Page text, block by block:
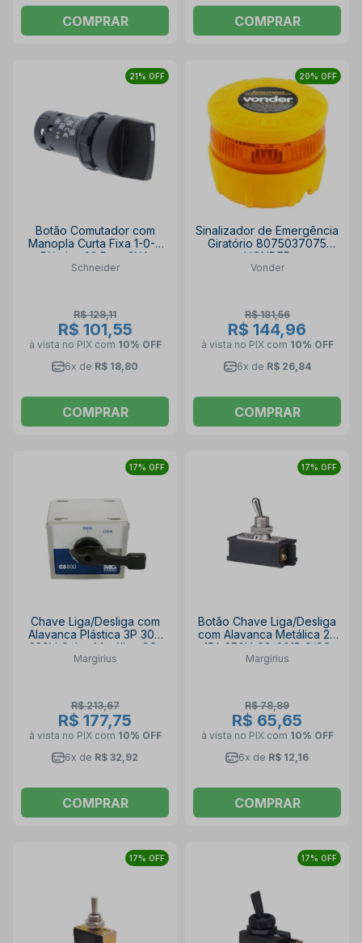
COMPRAR COMPRAR
21% OFF
Botão Comutador com
Manopla Curta Fixa 1-0-2
Plástica 22,5mm 2NA
XB7ND33 SCHNEIDER
Schneider
R$ 128,11
R$ 101,55
à vista no PIX com 10% OFF
6x de R$ 18,80
COMPRAR
20% OFF
Sinalizador de Emergência
Giratório 8075037075
VONDER
Vonder
R$ 181,56
R$ 144,96
à vista no PIX com 10% OFF
6x de R$ 26,84
COMPRAR
17% OFF
Chave Liga/Desliga com
Alavanca Plástica 3P 30A
220V Caixa Metálica CS-
830 MARGIRIUS
Margirius
R$ 213,67
R$ 177,75
à vista no PIX com 10% OFF
6x de R$ 32,92
COMPRAR
17% OFF
Botão Chave Liga/Desliga
com Alavanca Metálica 2P
15A 250V CS-301B S/SS
MARGIRIUS
Margirius
R$ 78,89
R$ 65,65
à vista no PIX com 10% OFF
6x de R$ 12,16
COMPRAR
17% OFF 17% OFF